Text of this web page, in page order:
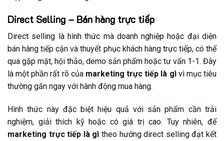
Direct Selling – Bán hàng trực tiếp
Direct selling là hình thức mà doanh nghiệp hoặc đại diện
bán hàng tiếp cận và thuyết phục khách hàng trực tiếp, có thể
qua gặp mặt, hội thảo, demo sản phẩm hoặc tư vấn 1-1. Đây
là một phần rất rõ của marketing trực tiếp là gìvì mục tiêu
thường gắn ngay với hành động mua hàng.
Hình thức này đặc biệt hiệu quả với sản phẩm cần trải
nghiệm, giải thích kỹ hoặc có giá trị cao. Tuy nhiên, để
marketing trực tiếp là gì theo hướng direct selling đạt kết